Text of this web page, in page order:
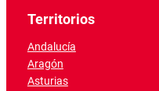
Territorios
Andalucía
Aragón
Asturias